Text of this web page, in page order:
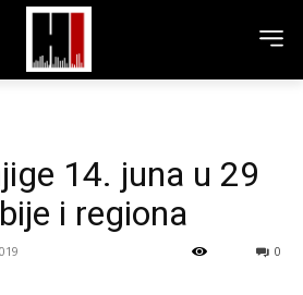
14. juna u 29
i regiona
0